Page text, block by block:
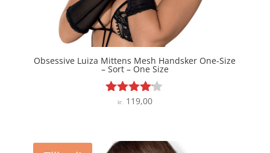
Obsessive Luiza Mittens Mesh Handsker One-Size
– Sort – One Size
Vurderet
kr.119,00